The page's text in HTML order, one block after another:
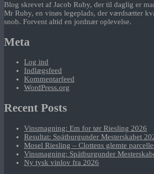
Blog skrevet af Jacob Ruby, der til daglig er
Mr Ruby, en vinøs legeplads, der værdsætter
snob. Forvent altid en jordnær oplevelse.
Meta
Log ind
Indlægsfeed
Kommentarfeed
WordPress.org
Recent Posts
Vinsmagning: Em for tør Riesling 2026
Resultat: Spätburgunder Mesterskabet
Mosel Riesling – Clottens glemte
Vinsmagning: Spätburgunder
Ny tysk vinlov fra 2026